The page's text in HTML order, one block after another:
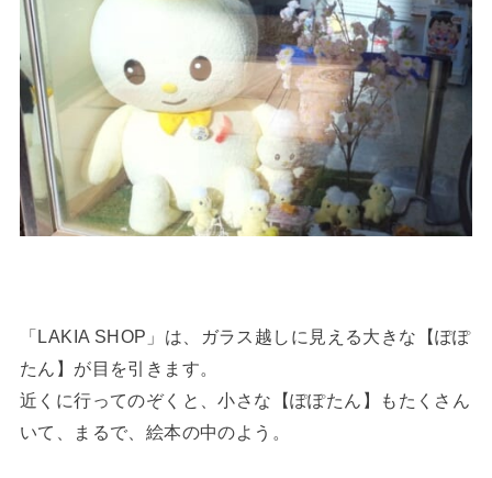
「LAKIA SHOP」は、ガラス越しに見える大きな【ぽぽ
たん】が目を引きます。
近くに行ってのぞくと、小さな【ぽぽたん】もたくさん
いて、まるで、絵本の中のよう。